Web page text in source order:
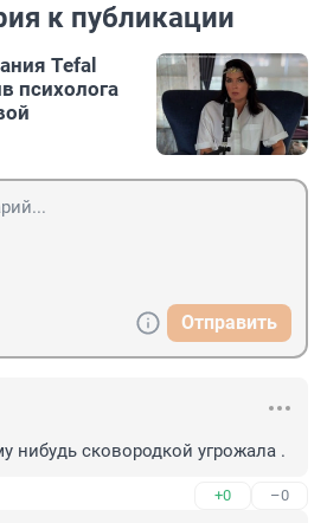
к публикации
Tefal
психолога
Отправить
нибудь сковородкой угрожала .
+0 –0